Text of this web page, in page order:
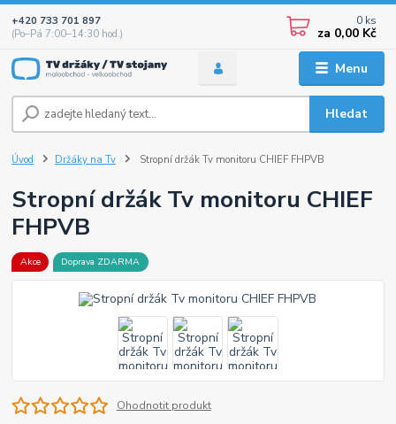
Menu
Hledat
+420 733 701 897
(Po–Pá 7:00–14:30 hod.)
0 ks
za 0,00 Kč
Úvod Držáky na Tv Stropní držák Tv monitoru CHIEF FHPVB
Stropní držák Tv monitoru CHIEF
FHPVB
Akce Doprava ZDARMA
Ohodnotit produkt